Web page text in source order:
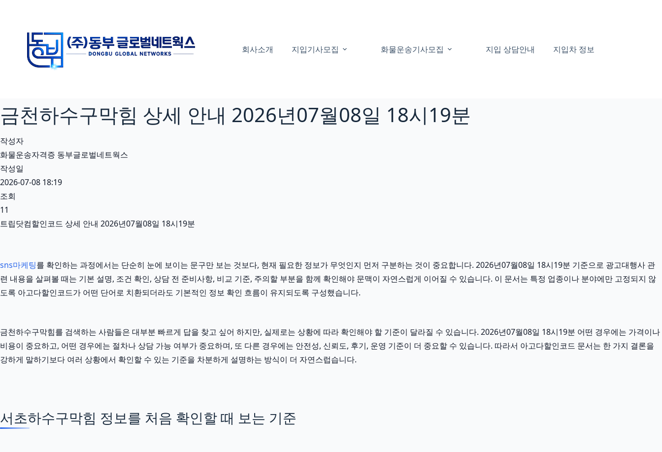
회사소개 지입기사모집 화물운송기사모집 지입 상담안내 지입차 정보
금천하수구막힘 상세 안내 2026년07월08일 18시19분
작성자
화물운송자격증 동부글로벌네트웍스
작성일
2026-07-08 18:19
조회
11
트립닷컴할인코드 상세 안내 2026년07월08일 18시19분
sns마케팅를 확인하는 과정에서는 단순히 눈에 보이는 문구만 보는 것보다, 현재 필요한 정보가 무엇인지 먼저 구분하는 것이 중요합니다. 2026년07월08일 18시19분 기준으로 광고대행사 관
련 내용을 살펴볼 때는 기본 설명, 조건 확인, 상담 전 준비사항, 비교 기준, 주의할 부분을 함께 확인해야 문맥이 자연스럽게 이어질 수 있습니다. 이 문서는 특정 업종이나 분야에만 고정되지 않
도록 아고다할인코드가 어떤 단어로 치환되더라도 기본적인 정보 확인 흐름이 유지되도록 구성했습니다.
금천하수구막힘를 검색하는 사람들은 대부분 빠르게 답을 찾고 싶어 하지만, 실제로는 상황에 따라 확인해야 할 기준이 달라질 수 있습니다. 2026년07월08일 18시19분 어떤 경우에는 가격이나
비용이 중요하고, 어떤 경우에는 절차나 상담 가능 여부가 중요하며, 또 다른 경우에는 안전성, 신뢰도, 후기, 운영 기준이 더 중요할 수 있습니다. 따라서 아고다할인코드 문서는 한 가지 결론을
강하게 말하기보다 여러 상황에서 확인할 수 있는 기준을 차분하게 설명하는 방식이 더 자연스럽습니다.
서초하수구막힘 정보를 처음 확인할 때 보는 기준